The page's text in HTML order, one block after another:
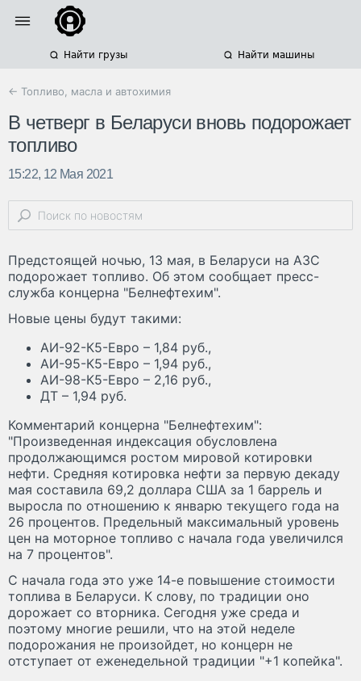
Найти грузы Найти машины
← Топливо, масла и автохимия
В четверг в Беларуси вновь подорожает
топливо
15:22, 12 Мая 2021
Предстоящей ночью, 13 мая, в Беларуси на АЗС
подорожает топливо. Об этом сообщает пресс-
служба концерна "Белнефтехим".
Новые цены будут такими:
АИ-92-К5-Евро – 1,84 руб.,
АИ-95-К5-Евро – 1,94 руб.,
АИ-98-К5-Евро – 2,16 руб.,
ДТ – 1,94 руб.
Комментарий концерна "Белнефтехим":
"Произведенная индексация обусловлена
продолжающимся ростом мировой котировки
нефти. Средняя котировка нефти за первую декаду
мая составила 69,2 доллара США за 1 баррель и
выросла по отношению к январю текущего года на
26 процентов. Предельный максимальный уровень
цен на моторное топливо с начала года увеличился
на 7 процентов".
С начала года это уже 14-е повышение стоимости
топлива в Беларуси. К слову, по традиции оно
дорожает со вторника. Сегодня уже среда и
поэтому многие решили, что на этой неделе
подорожания не произойдет, но концерн не
отступает от еженедельной традиции "+1 копейка".